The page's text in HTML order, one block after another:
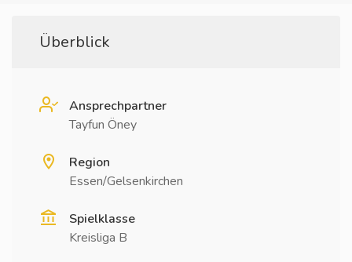
Überblick
Ansprechpartner
Tayfun Öney
Region
Essen/Gelsenkirchen
Spielklasse
Kreisliga B